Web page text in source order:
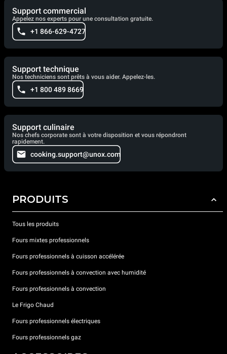
Support commercial
Appelez nos experts pour une consultation gratuite.
+1 866-629-4727
Support technique
Nos techniciens sont prêts à vous aider. Appelez-les.
+1 800 489 8669
Support culinaire
Nos chefs corporate sont à votre disposition et vous répondront
rapidement.
cooking.support@unox.com
PRODUITS
Tous les produits
Fours mixtes professionnels
Fours professionnels à cuisson accélérée
Fours professionnels à convection avec humidité
Fours professionnels à convection
Le Frigo Chaud
Fours professionnels électriques
Fours professionnels gaz